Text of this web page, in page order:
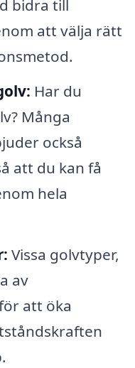
bidra till
att välja rätt
Har du
Många
också
att du kan få
hela
Vissa golvtyper,
av
att öka